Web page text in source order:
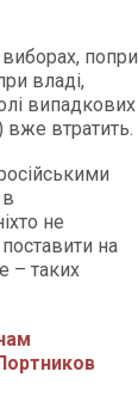
попри
владі,
випадкових
вже втратить.
не
на
– таких